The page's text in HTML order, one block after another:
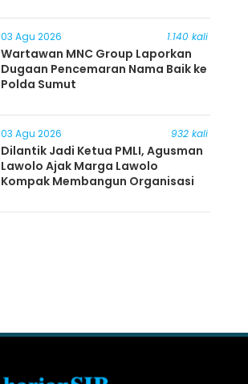
03 Agu 2026 1.140 kali
Wartawan MNC Group Laporkan
Dugaan Pencemaran Nama Baik ke
Polda Sumut
03 Agu 2026 932 kali
Dilantik Jadi Ketua PMLI, Agusman
Lawolo Ajak Marga Lawolo
Kompak Membangun Organisasi